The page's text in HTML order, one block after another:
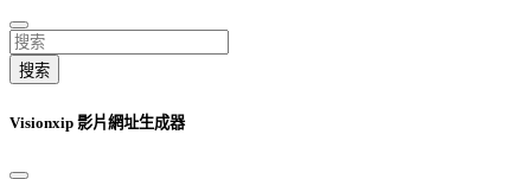
搜索
Visionxip 影片網址生成器